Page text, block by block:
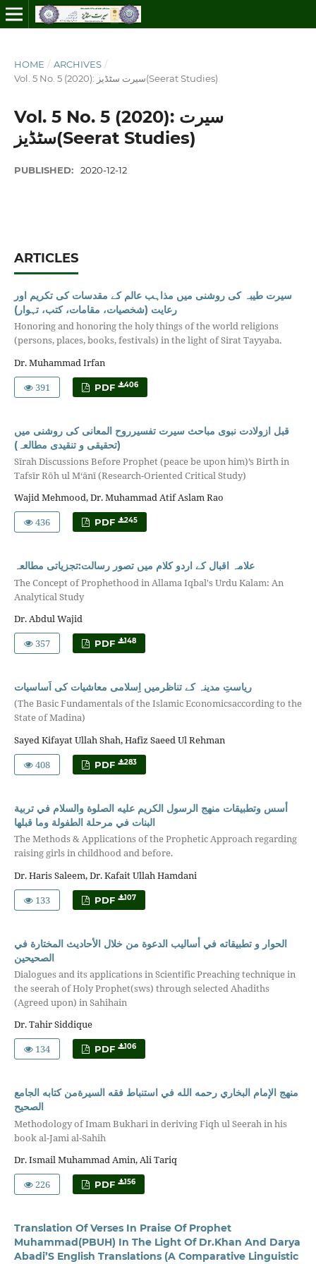
HOME / ARCHIVES /
Vol. 5 No. 5 (2020): سیرت سٹڈیز(Seerat Studies)
Vol. 5 No. 5 (2020): سیرت
سٹڈیز(Seerat Studies)
PUBLISHED: 2020-12-12
ARTICLES
سیرت طیبہ کی روشنی میں مذاہب عالم کے مقدسات کی تکریم اور
رعایت (شخصیات، مقامات، کتب، تہوار)
Honoring and honoring the holy things of the world religions
(persons, places, books, festivals) in the light of Sirat Tayyaba.
Dr. Muhammad Irfan
391
PDF 406
قبل ازولادت نبوی مباحث سیرت تفسیرروح المعانی کی روشنی میں
(تحقیقی و تنقیدی مطالعہ)
Sīrah Discussions Before Prophet (peace be upon him)’s Birth in
Tafsīr Rōh ul M‘ānī (Research-Oriented Critical Study)
Wajid Mehmood, Dr. Muhammad Atif Aslam Rao
436
PDF 245
علامہ اقبال کے اردو کلام میں تصور رسالت:تجزیاتی مطالعہ
The Concept of Prophethood in Allama Iqbal's Urdu Kalam: An
Analytical Study
Dr. Abdul Wajid
357
PDF 148
ریاستِ مدینہ کے تناظرمیں اِسلامی معاشیات کی اَساسیات
(The Basic Fundamentals of the Islamic Economicsaccording to the
State of Madina)
Sayed Kifayat Ullah Shah, Hafiz Saeed Ul Rehman
408
PDF 283
أسس وتطبيقات منهج الرسول الكريم عليه الصلوة والسلام في تربية
البنات في مرحلة الطفولة وما قبلها
The Methods & Applications of the Prophetic Approach regarding
raising girls in childhood and before.
Dr. Haris Saleem, Dr. Kafait Ullah Hamdani
133
PDF 107
الحوار و تطبيقاته في أساليب الدعوة من خلال الأحاديث المختارة في
الصحيحين
Dialogues and its applications in Scientific Preaching technique in
the seerah of Holy Prophet(sws) through selected Ahadiths
(Agreed upon) in Sahihain
Dr. Tahir Siddique
134
PDF 106
منهج الإمام البخاري رحمه الله في استنباط فقه السيرةمن كتابه الجامع
الصحيح
Methodology of Imam Bukhari in deriving Fiqh ul Seerah in his
book al-Jami al-Sahih
Dr. Ismail Muhammad Amin, Ali Tariq
226
PDF 156
Translation Of Verses In Praise Of Prophet
Muhammad(PBUH) In The Light Of Dr.Khan And Darya
Abadi’S English Translations (A Comparative Linguistic